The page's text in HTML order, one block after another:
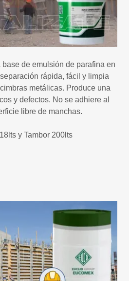
de emulsión de parafina en
rápida, fácil y limpia
metálicas. Produce una
y defectos. No se adhiere al
libre de manchas.
y Tambor 200lts